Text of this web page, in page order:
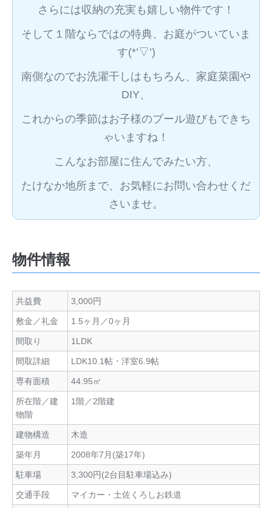
さらには収納の充実も嬉しい物件です！
そして１階ならではの特典、お庭がついていま
す(*’▽’)
南側なのでお洗濯干しはもちろん、家庭菜園や
DIY、
これからの季節はお子様のプール遊びもできち
ゃいますね！
こんなお部屋に住んでみたい方、
たけなか地所まで、お気軽にお問い合わせくだ
さいませ。
物件情報
共益費 3,000円
敷金／礼金 1.5ヶ月／0ヶ月
間取り 1LDK
間取詳細 LDK10.1帖・洋室6.9帖
専有面積 44.95㎡
所在階／建
物階
1階／2階建
建物構造 木造
築年月 2008年7月(築17年)
駐車場 3,300円(2台目駐車場込み)
交通手段 マイカー・土佐くろしお鉄道